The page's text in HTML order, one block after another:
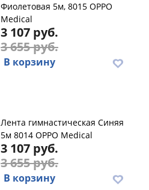
Фиолетовая 5м, 8015 OPPO
Medical
3 107 руб.
3 655 руб.
В корзину
Лента гимнастическая Синяя
5м 8014 OPPO Medical
3 107 руб.
3 655 руб.
В корзину